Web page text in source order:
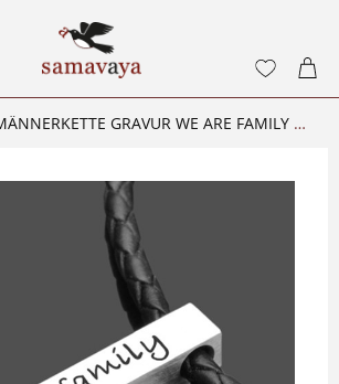
MÄNNERKETTE GRAVUR WE ARE FAMILY MEN HERRENSCHMUCK 925 SILBER & LEDER